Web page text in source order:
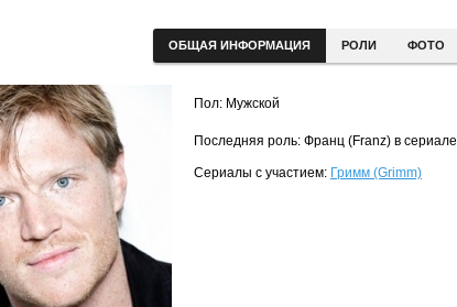
ОБЩАЯ ИНФОРМАЦИЯ РОЛИ ФОТО
Пол: Мужской
Последняя роль: Франц (Franz) в сериале
Сериалы с участием: Гримм (Grimm)